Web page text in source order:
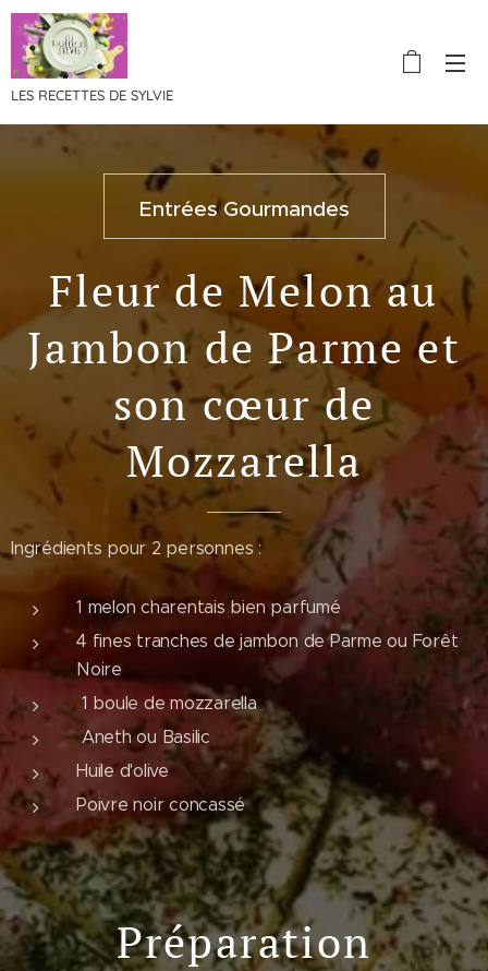
LES RECETTES DE SYLVIE
Entrées Gourmandes
Fleur de Melon au
Jambon de Parme et
son cœur de
Mozzarella
Ingrédients pour 2 personnes :
1 melon charentais bien parfumé
4 fines tranches de jambon de Parme ou Forêt
Noire
1 boule de mozzarella
Aneth ou Basilic
Huile d'olive
Poivre noir concassé
Préparation